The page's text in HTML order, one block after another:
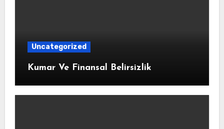
Uncategorized
Kumar Ve Finansal Belirsizlik